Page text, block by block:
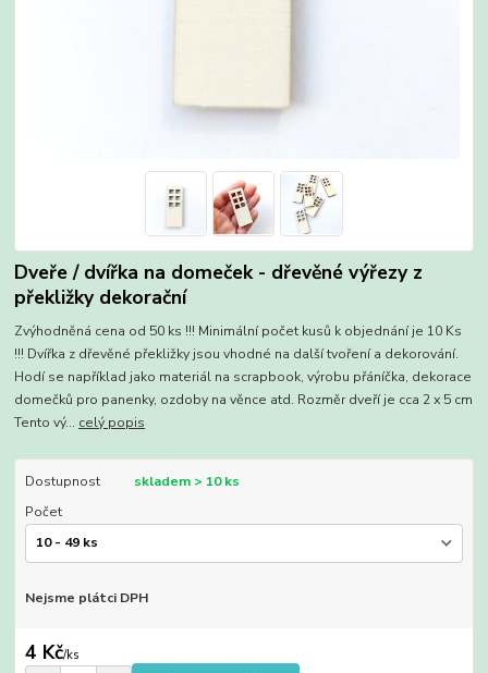
Dveře / dvířka na domeček - dřevěné výřezy z
překližky dekorační
Zvýhodněná cena od 50 ks !!! Minimální počet kusů k objednání je 10 Ks
!!! Dvířka z dřevěné překližky jsou vhodné na další tvoření a dekorování.
Hodí se například jako materiál na scrapbook, výrobu přáníčka, dekorace
domečků pro panenky, ozdoby na věnce atd. Rozměr dveří je cca 2 x 5 cm
Tento vý... celý popis
Dostupnost
skladem > 10 ks
Počet
Nejsme plátci DPH
4 Kč/ks